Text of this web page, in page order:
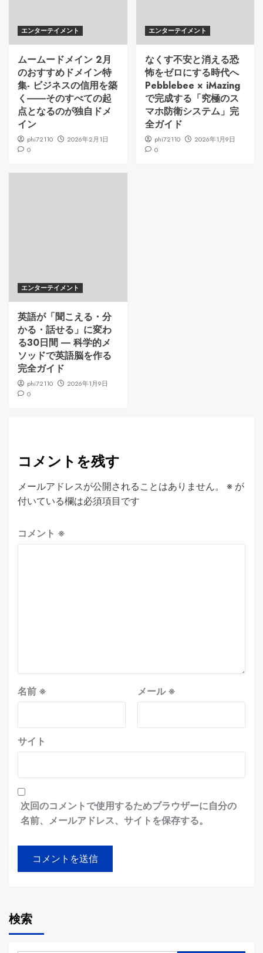
エンターテイメント
ムームードメイン 2月
のおすすめドメイン特
集- ビジネスの信用を築
く――そのすべての起
点となるのが独自ドメ
イン
phi72110
2026年2月1日
0
エンターテイメント
なくす不安と消える恐
怖をゼロにする時代へ
Pebblebee × iMazing
で完成する「究極のス
マホ防衛システム」完
全ガイド
phi72110
2026年1月9日
0
エンターテイメント
英語が「聞こえる・分
かる・話せる」に変わ
る30日間 ― 科学的メ
ソッドで英語脳を作る
完全ガイド
phi72110
2026年1月9日
0
コメントを残す
メールアドレスが公開されることはありません。 ※ が
付いている欄は必須項目です
コメント ※
名前 ※ メール※
サイト
次回のコメントで使用するためブラウザーに自分の
名前、メールアドレス、サイトを保存する。
検索